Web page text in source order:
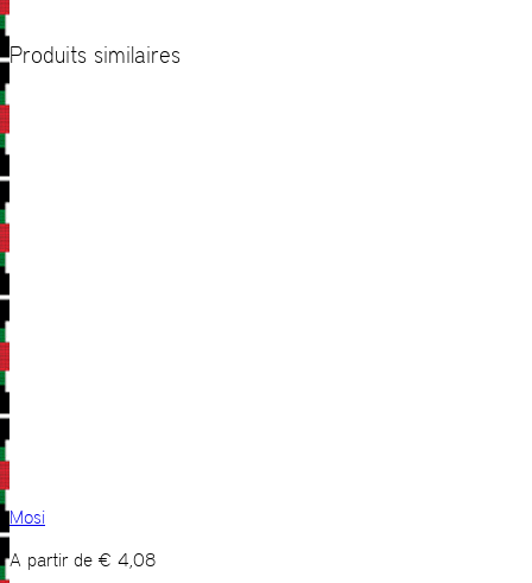
Produits similaires
Mosi
A partir de € 4,08